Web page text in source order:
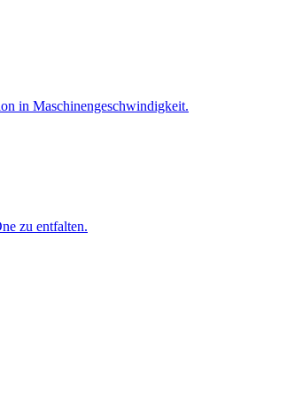
in Maschinen­geschwindigkeit.
zu entfalten.